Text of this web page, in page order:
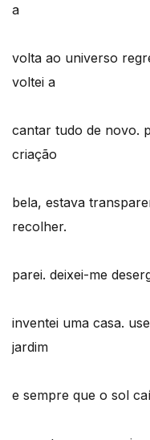
a
volta ao universo
voltei a
cantar tudo de novo.
criação
bela, estava
recolher.
parei. deixei-me
inventei uma casa.
jardim
e sempre que o sol